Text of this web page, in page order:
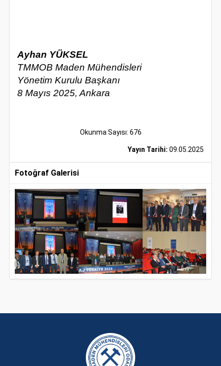
Ayhan YÜKSEL
TMMOB Maden Mühendisleri
Yönetim Kurulu Başkanı
8 Mayıs 2025, Ankara
Okunma Sayısı: 676
Yayın Tarihi: 09.05.2025
Fotoğraf Galerisi